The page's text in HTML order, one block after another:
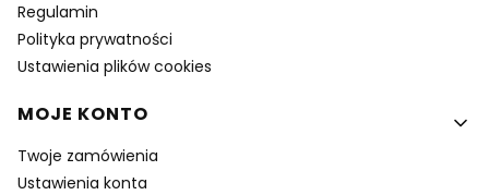
Regulamin
Polityka prywatności
Ustawienia plików cookies
MOJE KONTO
Twoje zamówienia
Ustawienia konta